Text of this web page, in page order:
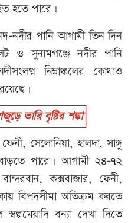
হতে পারে।
নদীর পানি আগামী তিন দিন
ও সুনামগঞ্জে নদীর পানি
নিম্নাঞ্চলের কোথাও
ভারি বৃষ্টির শঙ্কা
সেলোনিয়া, হালদা, সাঙ্গু
পারে। আগামী ২৪-৭২
কক্সবাজার, ফেনী,
বিপদসীমা অতিক্রম করতে
বন্যা দেখা দিতে